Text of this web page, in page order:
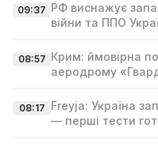
09:37 РФ виснажує
війни та ППО
08:57 Крим: ймовірна
аеродрому
08:17 Freyja: Україна
— перші тести